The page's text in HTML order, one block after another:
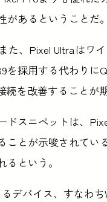
があるということだ。
た、Pixel Ultraはワ
を採用する代わりに
続を改善することが
ドスニペットは、
ことが示唆されてい
という。
デバイス、すなわ